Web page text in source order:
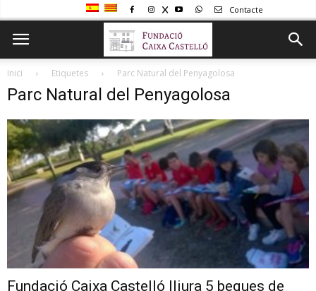
Contacte
Inici Etiquetes Parc Natural del Penyagolosa
Parc Natural del Penyagolosa
Fundació Caixa Castelló lliura 5 beques de